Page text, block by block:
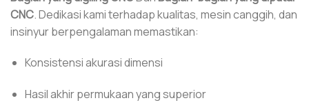
CNC. Dedikasi kami terhadap kualitas, mesin canggih, dan
insinyur berpengalaman memastikan:
Konsistensi akurasi dimensi
Hasil akhir permukaan yang superior